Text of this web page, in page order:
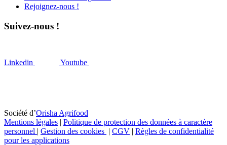
Rejoignez-nous !
Suivez-nous !
Linkedin Youtube
Société d’Orisha Agrifood
Mentions légales | Politique de protection des données à caractère
personnel | Gestion des cookies | CGV | Règles de confidentialité
pour les applications